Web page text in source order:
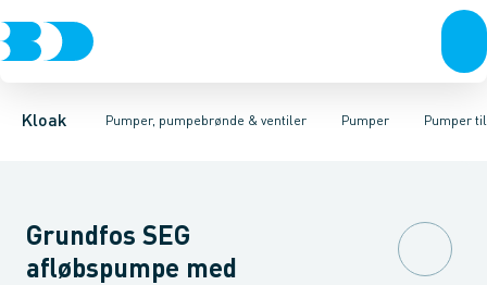
Kloak Pumper, pumpebrønde & ventiler
Rør & fittingsBrøndeBrøndgodsLinjeafvandingTanke,
Pumper
Pumpebrønde til gråt spildevandPumpebrønde til sortPumper
KælderpumperEntreprenør pumperPumper til sort
Grundfos SEG
afløbspumpe med